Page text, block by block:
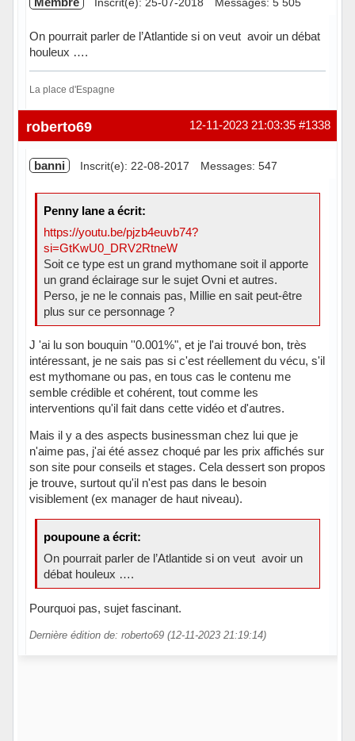
On pourrait parler de l’Atlantide si on veut avoir un débat
houleux ….
La place d'Espagne
En ligne #1338
12-11-2023 21:03:35
roberto69
banni Inscrit(e): 22-08-2017 Messages: 547
Penny lane a écrit:
https://youtu.be/pjzb4euvb74?
si=GtKwU0_DRV2RtneW
Soit ce type est un grand mythomane soit il apporte
un grand éclairage sur le sujet Ovni et autres.
Perso, je ne le connais pas, Millie en sait peut-être
plus sur ce personnage ?
J 'ai lu son bouquin ''0.001%", et je l'ai trouvé bon, très
intéressant, je ne sais pas si c'est réellement du vécu, s'il
est mythomane ou pas, en tous cas le contenu me
semble crédible et cohérent, tout comme les
interventions qu'il fait dans cette vidéo et d'autres.
Mais il y a des aspects businessman chez lui que je
n'aime pas, j'ai été assez choqué par les prix affichés sur
son site pour conseils et stages. Cela dessert son propos
je trouve, surtout qu'il n'est pas dans le besoin
visiblement (ex manager de haut niveau).
poupoune a écrit:
On pourrait parler de l’Atlantide si on veut avoir un
débat houleux ….
Pourquoi pas, sujet fascinant.
Dernière édition de: roberto69 (12-11-2023 21:19:14)